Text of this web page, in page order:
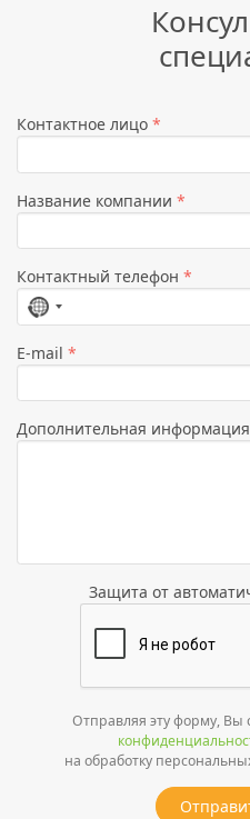
Контактное лицо *
Название компании *
Контактный телефон *
Страна
не
выбрана
E-mail *
Дополнительная информация
Защита от
Отправляя эту форму, Вы
на обработку